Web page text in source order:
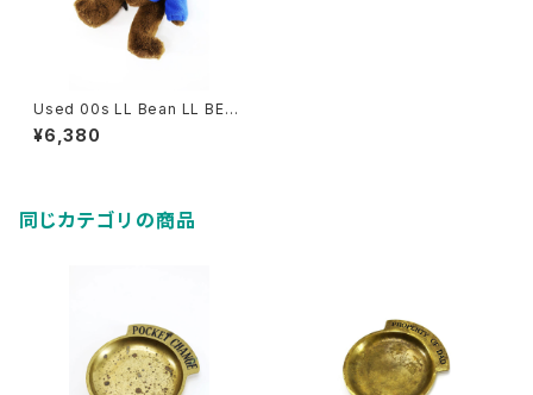
Used 00s LL Bean LL BEA
R Teddy bear 古着
¥6,380
同じカテゴリの商品